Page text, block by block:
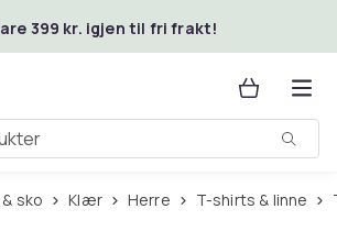
399 kr. igjen til fri frakt!
& sko Klær Herre T-shirts & linne